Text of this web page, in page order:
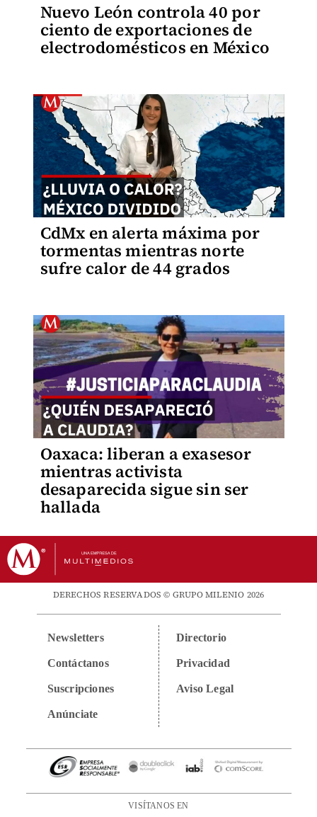
Nuevo León controla 40 por
ciento de exportaciones de
electrodomésticos en México
CdMx en alerta máxima por
tormentas mientras norte
sufre calor de 44 grados
Oaxaca: liberan a exasesor
mientras activista
desaparecida sigue sin ser
hallada
DERECHOS RESERVADOS © GRUPO MILENIO 2026
Newsletters
Contáctanos
Suscripciones
Anúnciate
Directorio
Privacidad
Aviso Legal
VISÍTANOS EN